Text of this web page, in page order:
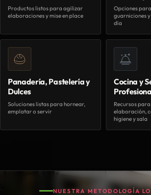
Productos listos para agilizar
elaboraciones y mise en place
Opciones
guarniciones
día
Panadería, Pastelería y
Dulces
Soluciones listas para hornear,
emplatar o servir
Cocina y
Recursos
elaboración,
higiene y sala
NUESTRA METODOLOGÍA